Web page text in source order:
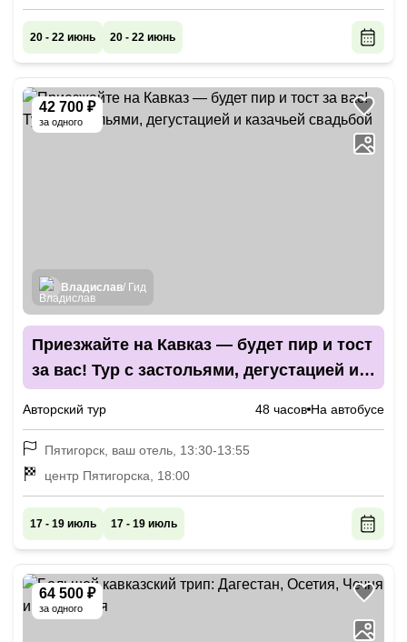
20 - 22 июнь 20 - 22 июнь
42 700 ₽
за одного
Владислав/ Гид
Приезжайте на Кавказ — будет пир и тост
за вас! Тур с застольями, дегустацией и
Авторский тур 48 часов На автобусе
Пятигорск, ваш отель, 13:30-13:55
центр Пятигорска, 18:00
17 - 19 июль 17 - 19 июль
64 500 ₽
за одного